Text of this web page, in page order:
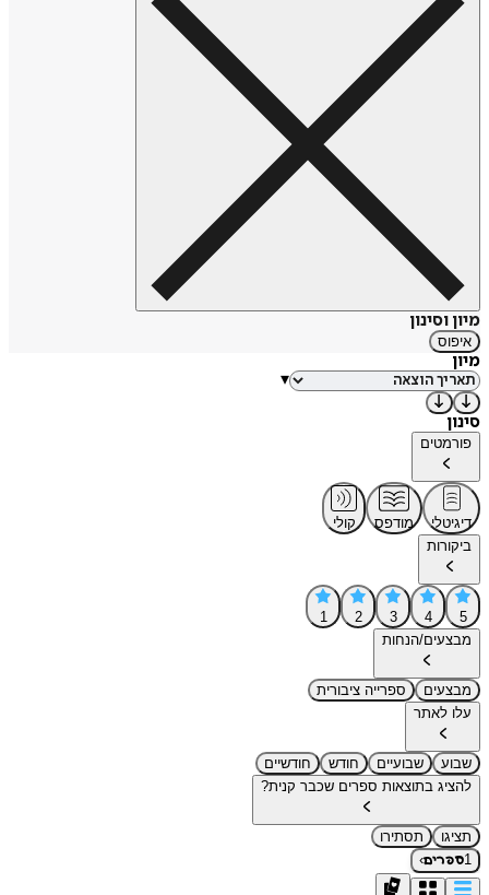
מיון וסינון
איפוס
מיון
▾
סינון
פורמטים
דיגיטלי מודפס
קולי
ביקורות
5
4
3
2
1
מבצעים/הנחות
מבצעים
ספרייה ציבורית
עלו לאתר
שבוע שבועיים חודש
חודשיים
להציג בתוצאות ספרים שכבר קנית?
תציגו
תסתירו
1ספרים›